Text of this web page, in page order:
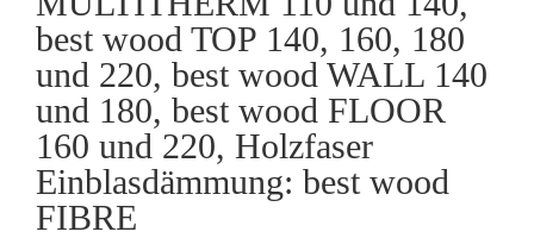
best wood TOP 140, 160, 180
und 220, best wood WALL 140
und 180, best wood FLOOR
160 und 220, Holzfaser
Einblasdämmung: best wood
FIBRE